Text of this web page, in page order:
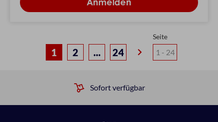
1 2 ... 24 keyboard_arrow_right
Seite
Verlässlicher Service